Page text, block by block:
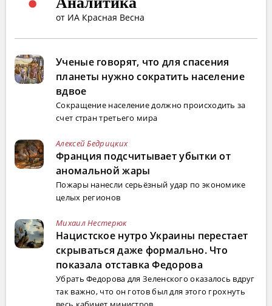
от ИА Красная Весна
Ученые говорят, что для спасения
планеты нужно сократить население
вдвое
Сокращение население должно происходить за
счет стран третьего мира
Алексей Бедрицких
Франция подсчитывает убытки от
аномальной жары
Пожары нанесли серьёзный удар по экономике
целых регионов
Михаил Нестерюк
Нацистское нутро Украины перестает
скрываться даже формально. Что
показала отставка Федорова
Убрать Федорова для Зеленского оказалось вдруг
так важно, что он готов был для этого грохнуть